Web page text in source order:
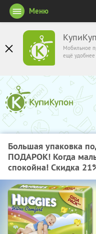
Мобильное
ещё удобнее
Меню
Большая упаковка
ПОДАРОК! Когда
спокойна! Скидка